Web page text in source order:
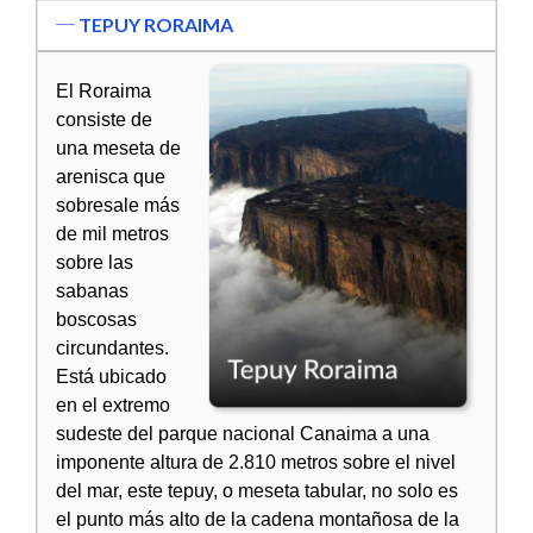
TEPUY RORAIMA
El Roraima
consiste de
una meseta de
arenisca que
sobresale más
de mil metros
sobre las
sabanas
boscosas
circundantes.
Está ubicado
en el extremo
sudeste del parque nacional Canaima a una
imponente altura de 2.810 metros sobre el nivel
del mar, este tepuy, o meseta tabular, no solo es
el punto más alto de la cadena montañosa de la